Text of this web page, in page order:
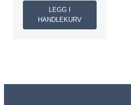
LEGG I
HANDLEKURV